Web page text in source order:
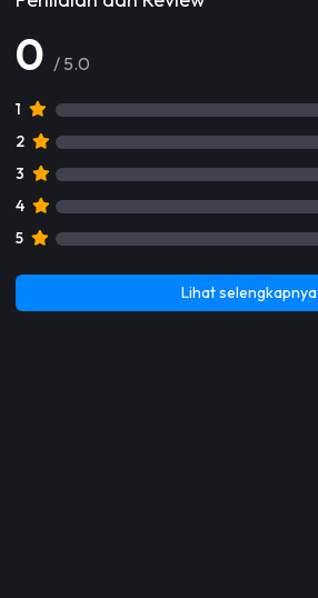
0 / 5.0
1
2
3
4
5
Lihat selengkapnya